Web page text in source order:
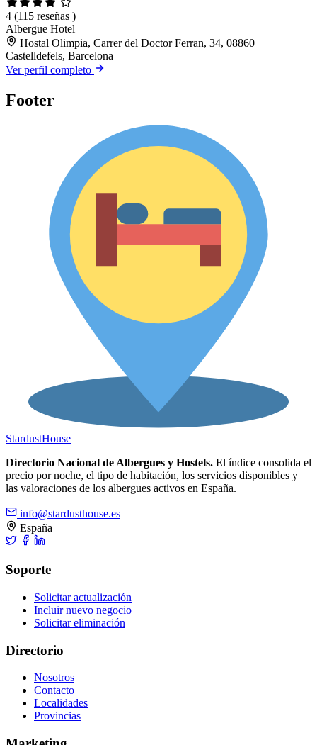
4 (115 reseñas )
Albergue Hotel
Hostal Olimpia, Carrer del Doctor Ferran, 34, 08860
Castelldefels, Barcelona
Ver perfil completo
Footer
StardustHouse
Directorio Nacional de Albergues y Hostels. El índice consolida el
precio por noche, el tipo de habitación, los servicios disponibles y
las valoraciones de los albergues activos en España.
info@stardusthouse.es
España
Soporte
Solicitar actualización
Incluir nuevo negocio
Solicitar eliminación
Directorio
Nosotros
Contacto
Localidades
Provincias